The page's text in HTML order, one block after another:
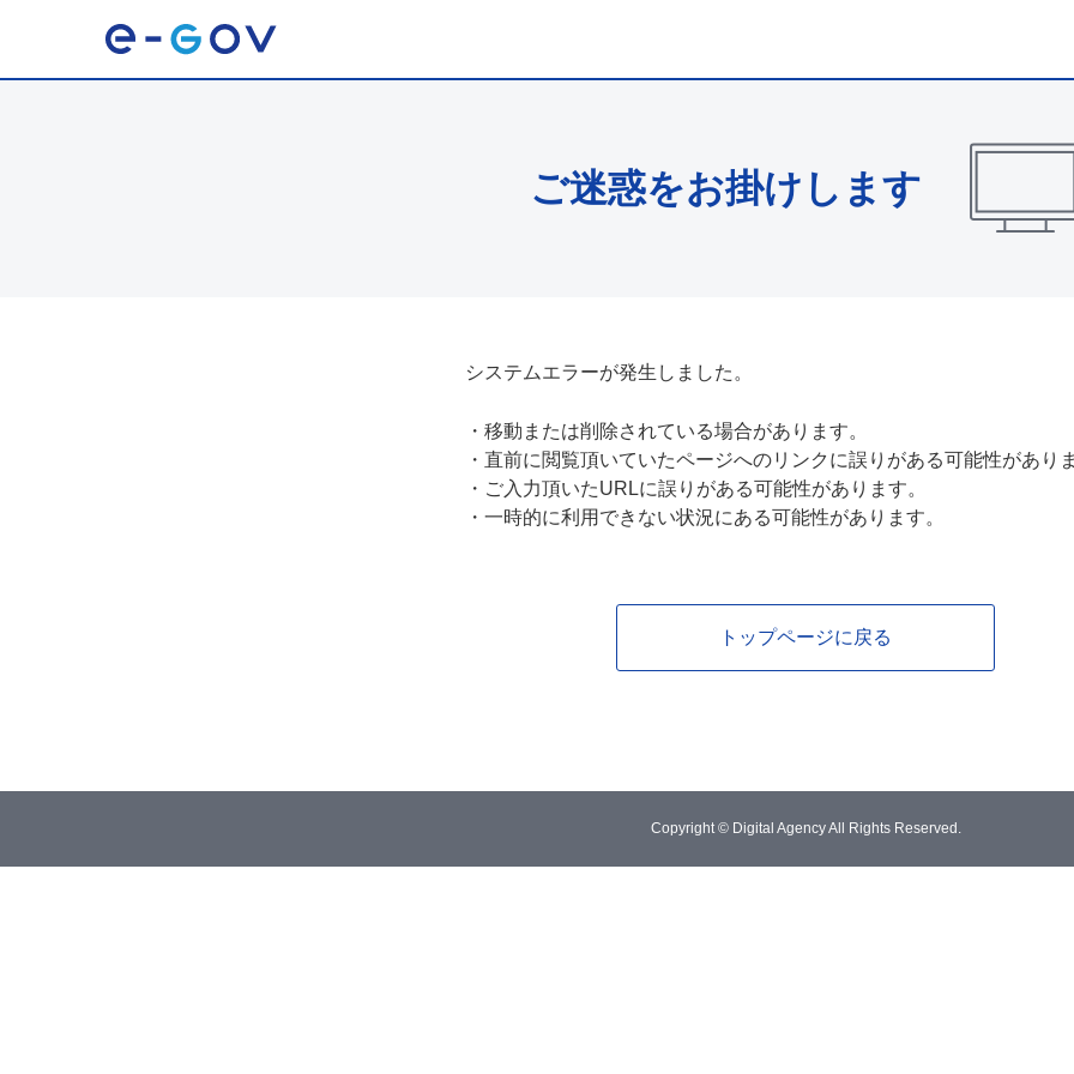
ご迷惑をお掛けします
システムエラーが発生しました。
・ 移動または削除されている場合があります。
・ 直前に閲覧頂いていたページへのリンクに誤りがある可能性があり
・ ご入力頂いたURLに誤りがある可能性があります。
・ 一時的に利用できない状況にある可能性があります。
トップページに戻る
Copyright © Digital Agency All Rights Reserved.